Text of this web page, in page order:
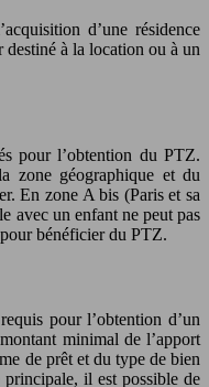
d’une résidence
à la location ou à un
pour l’obtention du PTZ.
zone géographique et du
En zone A bis (Paris et sa
avec un enfant ne peut pas
bénéficier du PTZ.
pour l’obtention d’un
minimal de l’apport
de prêt et du type de bien
il est possible de